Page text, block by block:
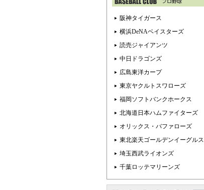
阪神タイガース
横浜DeNAベイスターズ
読売ジャイアンツ
中日ドラゴンズ
広島東洋カープ
東京ヤクルトスワローズ
福岡ソフトバンクホークス
北海道日本ハムファイターズ
オリックス・バファローズ
東北楽天ゴールデンイーグルス
埼玉西武ライオンズ
千葉ロッテマリーンズ